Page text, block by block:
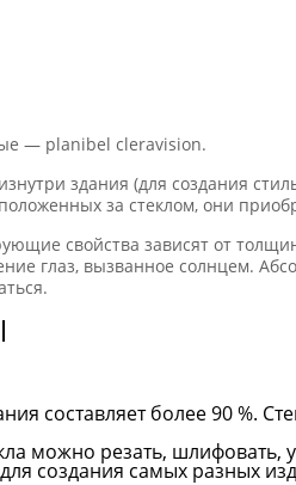
— planibel cleravision.
здания (для создания
за стеклом, они
свойства зависят от
глаз, вызванное солнцем.
составляет более 90 %.
можно резать, шлифовать,
создания самых разных